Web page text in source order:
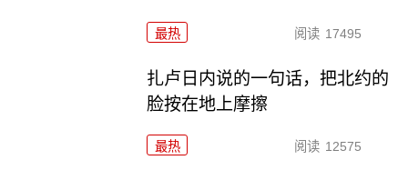
最热 阅读 17495
扎卢日内说的一句话，把北约的
脸按在地上摩擦
最热 阅读 12575